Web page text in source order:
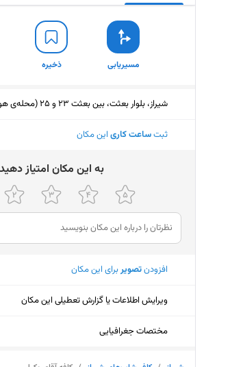
مسیریابی ذخیره
شیراز، بلوار بعثت، بین بعثت 23 و 25 (محله‌ی هوابرد)
ثبتساعت کاری این مکان
ﺑﻪ اﯾﻦ ﻣﮑﺎن اﻣﺘﯿﺎز دﻫﯿﺪ
افزودنتصویربرای این مکان
ویرایش اطلاعات یا گزارش تعطیلی این مکان
مختصات جغرافیایی